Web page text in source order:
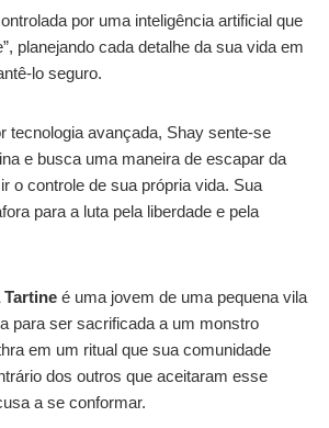
por uma inteligência artificial que
planejando cada detalhe da sua vida em
lo seguro.
tecnologia avançada, Shay sente-se
e busca uma maneira de escapar da
o controle de sua própria vida. Sua
para a luta pela liberdade e pela
Tartine é uma jovem de uma pequena vila
para ser sacrificada a um monstro
em um ritual que sua comunidade
dos outros que aceitaram esse
a se conformar.